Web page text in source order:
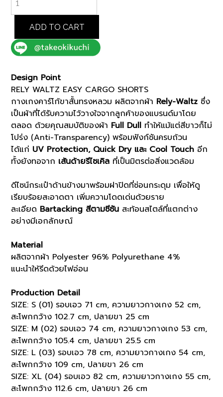
RELY
WALTZ
CARGO
SHORTS
(K8172995)
ADD TO CART
Design Point
RELY WALTZ EASY CARGO SHORTS
กางเกงคาร์โก้ขาสั้นทรงหลวม ผลิตจากผ้า Rely-Waltz ซึ่ง
เป็นผ้าที่ได้รับความไว้วางใจจากลูกค้าของแบรนด์มาโดย
ตลอด ด้วยคุณสมบัติของผ้า Full Dull ทำให้แม้แต่สีขาวก็ไม่
โปร่ง (Anti-Transparency) พร้อมฟังก์ชันครบถ้วน
ได้แก่ UV Protection, Quick Dry และ Cool Touch อีก
ทั้งยังทอจาก เส้นด้ายรีไซเคิล ที่เป็นมิตรต่อสิ่งแวดล้อม
ดีไซน์กระเป๋าด้านข้างมาพร้อมฝาปิดที่ซ่อนกระดุม เพื่อให้ดู
เรียบร้อยสะอาดตา เพิ่มความโดดเด่นด้วยราย
ละเอียด Bartacking สีตามซีซัน สะท้อนสไตล์ที่แตกต่าง
อย่างมีเอกลักษณ์
Material
ผลิตจากผ้า Polyester 96% Polyurethane 4%
แนะนำให้รีดด้วยไฟอ่อน
Production Detail
SIZE: S (01) รอบเอว 71 cm, ความยาวกางเกง 52 cm,
สะโพกกว้าง 102.7 cm, ปลายขา 25 cm
SIZE: M (02) รอบเอว 74 cm, ความยาวกางเกง 53 cm,
สะโพกกว้าง 105.4 cm, ปลายขา 25.5 cm
SIZE: L (03) รอบเอว 78 cm, ความยาวกางเกง 54 cm,
สะโพกกว้าง 109 cm, ปลายขา 26 cm
SIZE: XL (04) รอบเอว 82 cm, ความยาวกางเกง 55 cm,
สะโพกกว้าง 112.6 cm, ปลายขา 26 cm